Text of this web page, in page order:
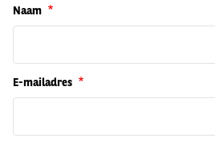
Naam
E-mailadres